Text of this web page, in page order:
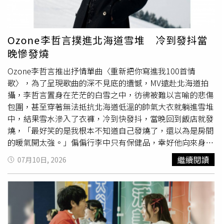
傳效果，也再次證明經典作品即使播出多年，依舊能掀起熱
化，而腎臟健康與血管狀況息息相關。第二名：珍珠奶茶與
含糖手搖飲洪永祥表示，含糖飲料不僅容易造成肥胖，也可
能增加胰島素阻抗，提高糖尿病風險，而糖尿病腎病變更是
目前洗腎的重要原因之一，因此建議減少攝取高糖飲品。第
一名：楊桃汁洪永祥提醒，楊桃含有天然神經毒素，一般人
可透過腎臟代謝排出，但慢性腎臟病患者排除能力下降，毒
素可能累積，嚴重時甚至可能出現持續打嗝、意識混亂、抽
搐及昏迷等症狀，因此腎功能不佳者應避免飲用。洪永祥也
強調，夜市美食並非完全不能吃，關鍵在於適量與選擇。他
建議掌握「少鹽、少糖、少加工、少喝湯、控制量」五大原
則，降低腎臟負擔，才能兼顧美食與健康。
Ozone李哲言撲進北海道雪堆 冷到發抖當
晚慘發燒
Ozone李哲言推出抒情單曲〈重新把你寫進我100首情
歌〉，為了呈現歌曲的深不見底的遺憾，MV遠赴北海道拍
攝，李哲言置身在茫茫的白雪之中，彷彿被難以言喻的悲傷
包圍，甚至穿著無法抵抗北海道低溫的帥氣大衣就躺進雪堆
中，結果雪水滲入了衣褲，冷到快發抖，當晚回到飯店就發
燒，「最好笑的是我根本不知道自己發燒了，還以為是房間
的暖氣開太強。」偏偏行李中只有保健品，幸好他向來身強
體健，吃了維他命和好好休息之後，快速恢復體力，完成所
有的拍攝。李哲言和團隊特別前往北海道取景，拍攝前夕當
地才剛經歷暴風雪，幸運的是在抵達時，暴風雪正好結束，
天空飄著細細白雪，替整支MV增添一種介於悲傷與平靜之
間的氛圍。而這是李哲言人生第一次看見雪，讓他興奮不
已，笑說：「看到雪的第一個想法是他吃起來是什麼味道？
07月10日, 2026 繼續閱讀